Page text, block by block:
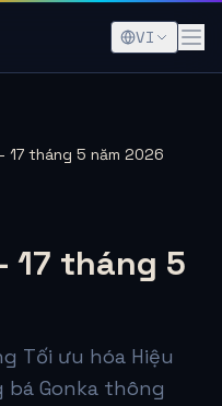
VI
17 tháng 5 năm 2026
17 tháng 5
Tối ưu hóa Hiệu
bá Gonka thông